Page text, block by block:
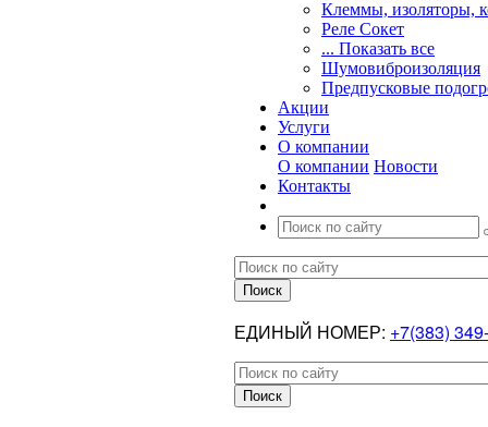
Клеммы, изоляторы,
Реле Сокет
... Показать все
Шумовиброизоляция
Предпусковые
Акции
Услуги
О компании
О компании Новости
Контакты
ЕДИНЫЙ НОМЕР: +7(383)